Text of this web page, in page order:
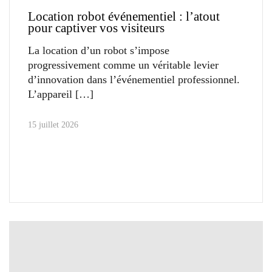
Location robot événementiel : l’atout
pour captiver vos visiteurs
La location d’un robot s’impose
progressivement comme un véritable levier
d’innovation dans l’événementiel professionnel.
L’appareil
15 juillet 2026